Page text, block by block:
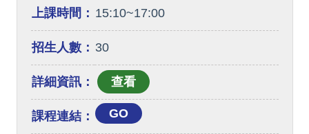
上課時間： 15:10~17:00
招生人數： 30
詳細資訊：
課程連結： GO